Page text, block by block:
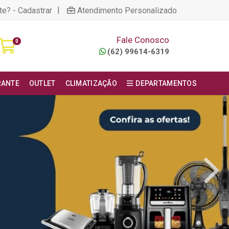
- Cadastrar | Atendimento Personalizado
0 Fale Conosco
(62) 99614-6319
OUTLET CLIMATIZAÇÃO DEPARTAMENTOS